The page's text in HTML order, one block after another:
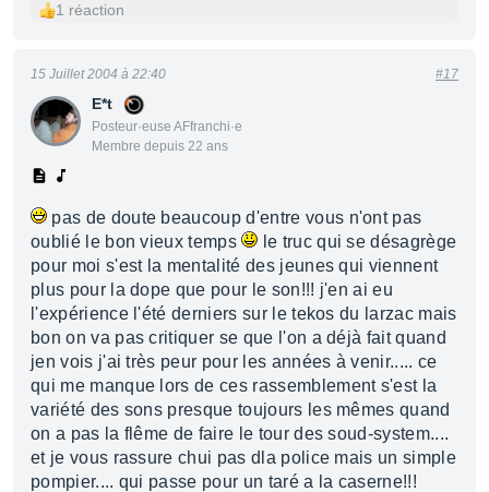
1 réaction
E*t
Posteur·euse AFfranchi·e
Membre depuis 22 ans
15 Juillet 2004 à 22:40 #17
pas de doute beaucoup d'entre vous n'ont pas
oublié le bon vieux temps
le truc qui se désagrège
pour moi s'est la mentalité des jeunes qui viennent
plus pour la dope que pour le son!!! j'en ai eu
l'expérience l'été derniers sur le tekos du larzac mais
bon on va pas critiquer se que l'on a déjà fait quand
jen vois j'ai très peur pour les années à venir..... ce
qui me manque lors de ces rassemblement s'est la
variété des sons presque toujours les mêmes quand
on a pas la flême de faire le tour des soud-system....
et je vous rassure chui pas dla police mais un simple
pompier.... qui passe pour un taré a la caserne!!!